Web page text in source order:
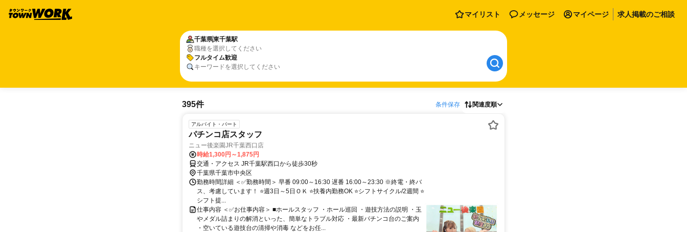
マイリスト メッセージ マイページ 求人掲載のご相談
千葉県東千葉駅
職種を選択してください
フルタイム歓迎
キーワードを選択してください
395件 条件保存 関連度順
アルバイト・パート
パチンコ店スタッフ
ニュー後楽園JR千葉西口店
時給1,300円～1,875円
交通・アクセス JR千葉駅西口から徒歩30秒
千葉県千葉市中央区
勤務時間詳細 ＜✅勤務時間＞ 早番 09:00～16:30 遅番 16:00～23:30 ※終電・終バ
ス、考慮しています！ ⭐週3日～5日ＯＫ ⭐扶養内勤務OK ⭐シフトサイクル/2週間 ⭐
シフト提...
仕事内容 ＜✅お仕事内容＞ ■ホールスタッフ ・ホール巡回 ・遊技方法の説明 ・玉
やメダル詰まりの解消といった、簡単なトラブル対応 ・最新パチンコ台のご案内
・空いている遊技台の清掃や消毒 などをお任...